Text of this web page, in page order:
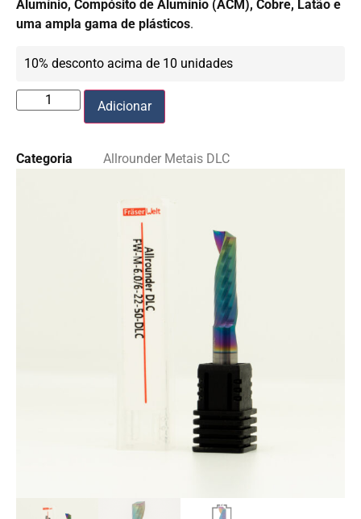
Alumínio, Compósito de Alumínio (ACM), Cobre, Latão e
uma ampla gama de plásticos.
10% desconto acima de 10 unidades
Adicionar
Categoria Allrounder Metais DLC